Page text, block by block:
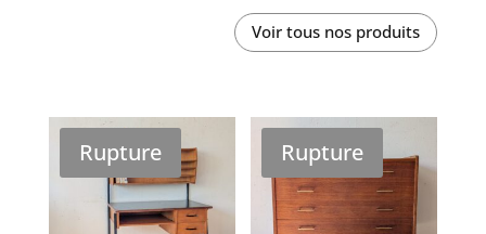
Voir tous nos produits
Rupture Rupture